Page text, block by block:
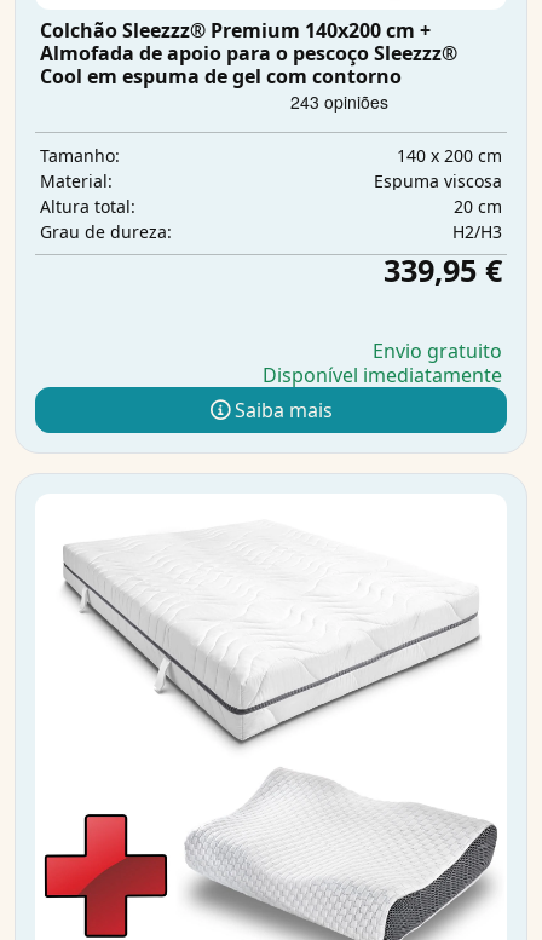
Colchão Sleezzz® Premium 140x200 cm +
Almofada de apoio para o pescoço Sleezzz®
Cool em espuma de gel com contorno
Tamanho:
140 x 200 cm
Material:
Espuma viscosa
Altura total:
20 cm
Grau de dureza:
H2/H3
339,95 €
Envio gratuito
Disponível imediatamente
Saiba mais